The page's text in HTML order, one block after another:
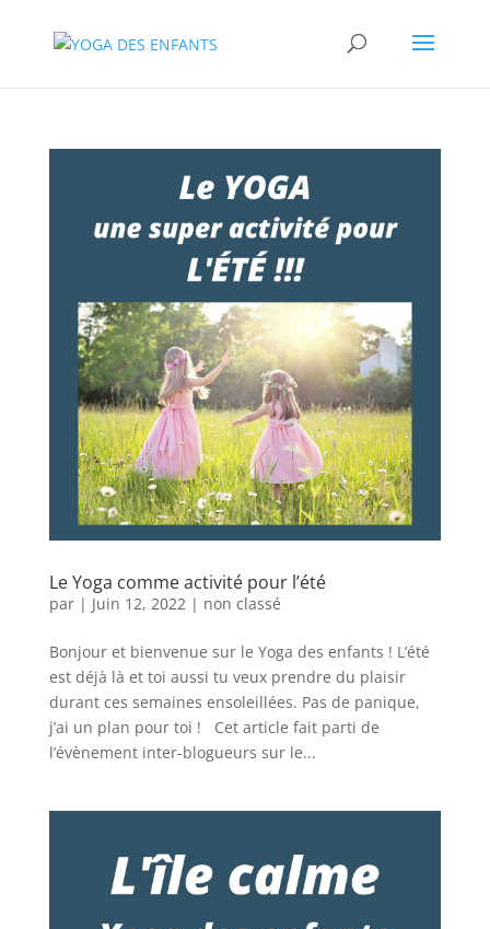
Le Yoga comme activité pour l’été
par | Juin 12, 2022| non classé
Bonjour et bienvenue sur le Yoga des enfants ! L’été
est déjà là et toi aussi tu veux prendre du plaisir
durant ces semaines ensoleillées. Pas de panique,
j’ai un plan pour toi ! Cet article fait parti de
l’évènement inter-blogueurs sur le...